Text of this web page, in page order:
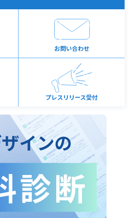
お問い合わせ
プレスリリース受付